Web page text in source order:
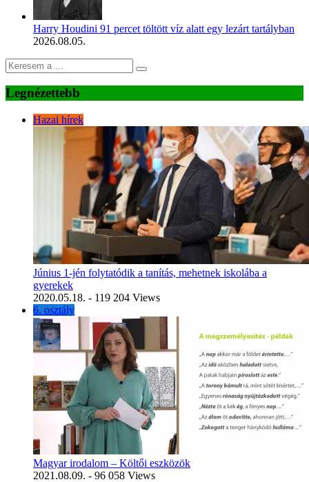
Harry Houdini 91 percet töltött víz alatt egy lezárt tartályban
2026.08.05.
Legnézettebb
Hazai hírek
Június 1-jén folytatódik a tanítás, mehetnek iskolába a
gyerekek
2020.05.18. - 119 204 Views
6. osztály
Magyar irodalom – Költői eszközök
2021.08.09. - 96 058 Views